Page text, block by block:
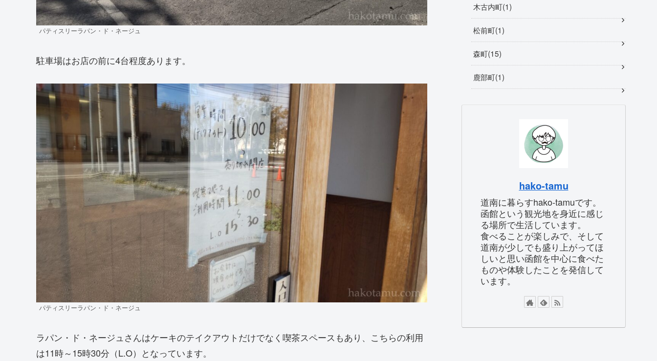
パティスリーラパン・ド・ネージュ
駐車場はお店の前に4台程度あります。
パティスリーラパン・ド・ネージュ
ラパン・ド・ネージュさんはケーキのテイクアウトだけでなく喫茶スペースもあり、こちらの利用
は11時～15時30分（L.O）となっています。
木古内町 1
松前町 1
森町 15
鹿部町 1
hako-tamu
道南に暮らすhako-tamuです。
函館という観光地を身近に感じ
る場所で生活しています。
食べることが楽しみで、そして
道南が少しでも盛り上がってほ
しいと思い函館を中心に食べた
ものや体験したことを発信して
います。